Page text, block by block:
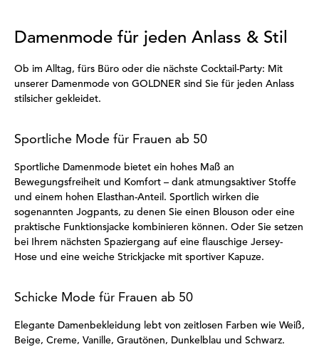
Damenmode für jeden Anlass & Stil
Ob im Alltag, fürs Büro oder die nächste Cocktail-Party: Mit
unserer Damenmode von GOLDNER sind Sie für jeden Anlass
stilsicher gekleidet.
Sportliche Mode für Frauen ab 50
Sportliche Damenmode bietet ein hohes Maß an
Bewegungsfreiheit und Komfort – dank atmungsaktiver Stoffe
und einem hohen Elasthan-Anteil. Sportlich wirken die
sogenannten Jogpants, zu denen Sie einen Blouson oder eine
praktische Funktionsjacke kombinieren können. Oder Sie setzen
bei Ihrem nächsten Spaziergang auf eine flauschige Jersey-
Hose und eine weiche Strickjacke mit sportiver Kapuze.
Schicke Mode für Frauen ab 50
Elegante Damenbekleidung lebt von zeitlosen Farben wie Weiß,
Beige, Creme, Vanille, Grautönen, Dunkelblau und Schwarz.